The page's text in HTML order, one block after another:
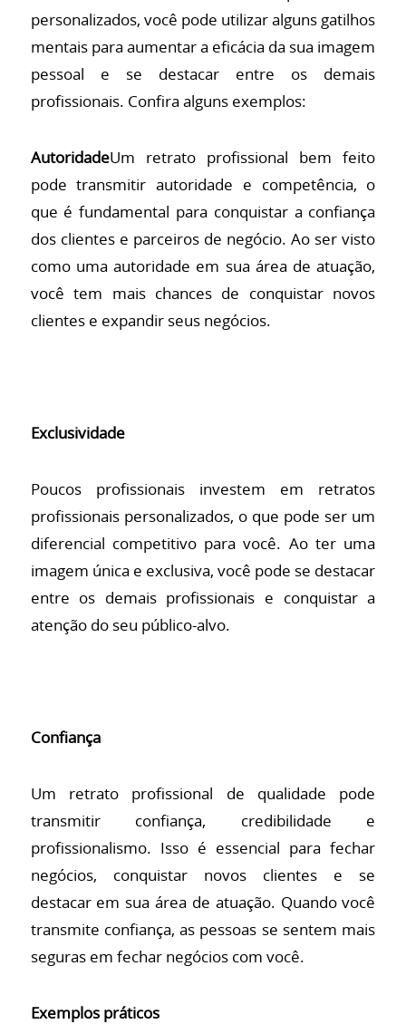
personalizados, você pode utilizar alguns gatilhos
mentais para aumentar a eficácia da sua imagem
pessoal e se destacar entre os demais
profissionais. Confira alguns exemplos:
AutoridadeUm retrato profissional bem feito
pode transmitir autoridade e competência, o
que é fundamental para conquistar a confiança
dos clientes e parceiros de negócio. Ao ser visto
como uma autoridade em sua área de atuação,
você tem mais chances de conquistar novos
clientes e expandir seus negócios.
Exclusividade
Poucos profissionais investem em retratos
profissionais personalizados, o que pode ser um
diferencial competitivo para você. Ao ter uma
imagem única e exclusiva, você pode se destacar
entre os demais profissionais e conquistar a
atenção do seu público-alvo.
Confiança
Um retrato profissional de qualidade pode
transmitir confiança, credibilidade e
profissionalismo. Isso é essencial para fechar
negócios, conquistar novos clientes e se
destacar em sua área de atuação. Quando você
transmite confiança, as pessoas se sentem mais
seguras em fechar negócios com você.
Exemplos práticos